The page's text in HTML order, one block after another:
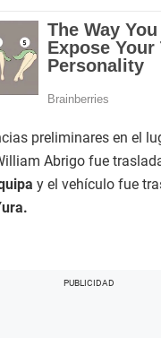
preliminares en el
Abrigo fue
y el vehículo fue